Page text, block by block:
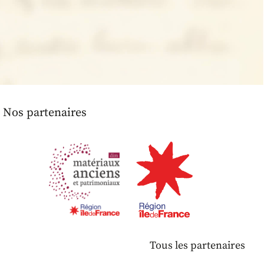
Nos partenaires
Tous les partenaires